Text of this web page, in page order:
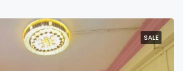
SALE